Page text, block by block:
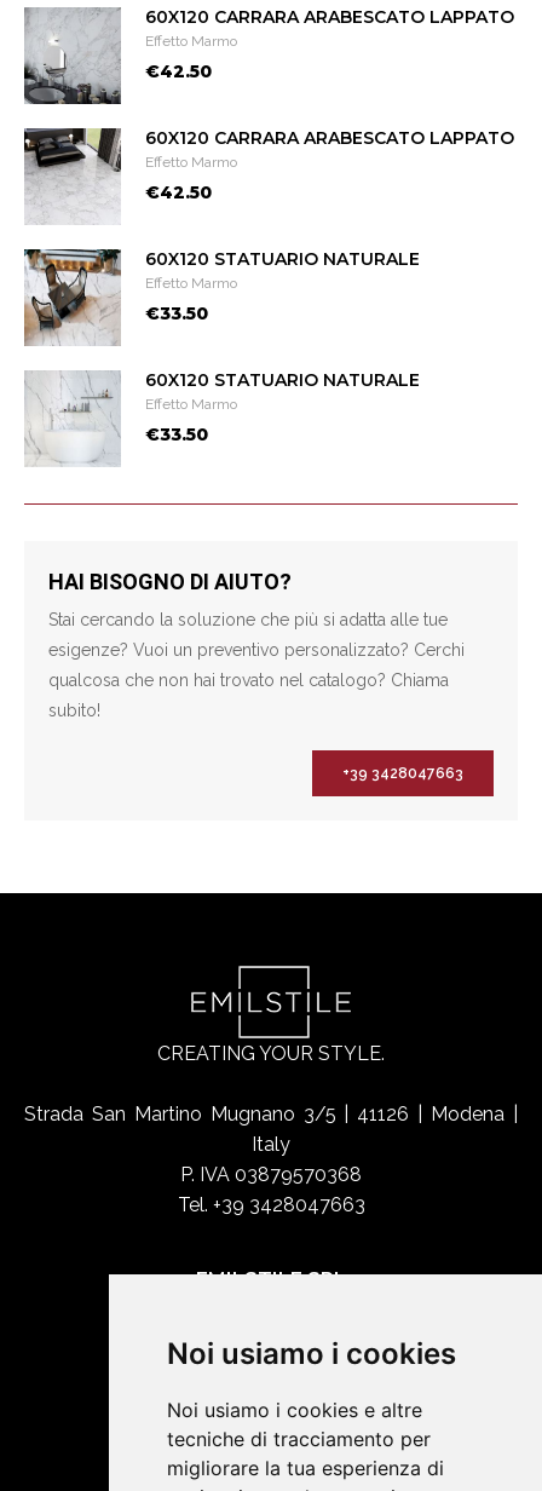
Noi usiamo i cookies
Noi usiamo i cookies e altre
tecniche di tracciamento per
migliorare la tua esperienza di
60X120 CARRARA ARABESCATO LAPPATO
Effetto Marmo
€42.50
60X120 CARRARA ARABESCATO LAPPATO
Effetto Marmo
€42.50
60X120 STATUARIO NATURALE
Effetto Marmo
€33.50
60X120 STATUARIO NATURALE
Effetto Marmo
€33.50
HAI BISOGNO DI AIUTO?
Stai cercando la soluzione che più si adatta alle tue
esigenze? Vuoi un preventivo personalizzato? Cerchi
qualcosa che non hai trovato nel catalogo? Chiama
subito!
+39 3428047663
CREATING YOUR STYLE.
Strada San Martino Mugnano 3/5 | 41126 | Modena |
Italy
P. IVA 03879570368
Tel. +39 3428047663
EMILSTILE SRL
Shop Online
SOCIAL NETWORK